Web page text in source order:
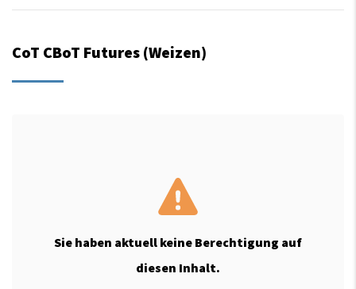
CoT CBoT Futures (Weizen)
Sie haben aktuell keine Berechtigung auf
diesen Inhalt.